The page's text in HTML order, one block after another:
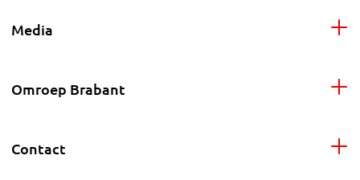
Media
Omroep Brabant
Contact